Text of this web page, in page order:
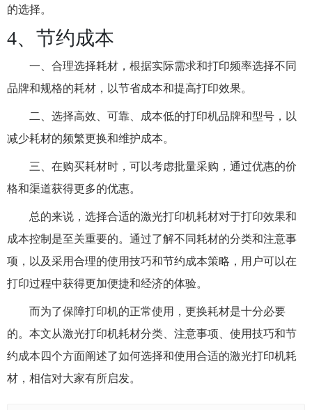
的选择。
4、节约成本
一、合理选择耗材，根据实际需求和打印频率选择不同
品牌和规格的耗材，以节省成本和提高打印效果。
二、选择高效、可靠、成本低的打印机品牌和型号，以
减少耗材的频繁更换和维护成本。
三、在购买耗材时，可以考虑批量采购，通过优惠的价
格和渠道获得更多的优惠。
总的来说，选择合适的激光打印机耗材对于打印效果和
成本控制是至关重要的。通过了解不同耗材的分类和注意事
项，以及采用合理的使用技巧和节约成本策略，用户可以在
打印过程中获得更加便捷和经济的体验。
而为了保障打印机的正常使用，更换耗材是十分必要
的。本文从激光打印机耗材分类、注意事项、使用技巧和节
约成本四个方面阐述了如何选择和使用合适的激光打印机耗
材，相信对大家有所启发。